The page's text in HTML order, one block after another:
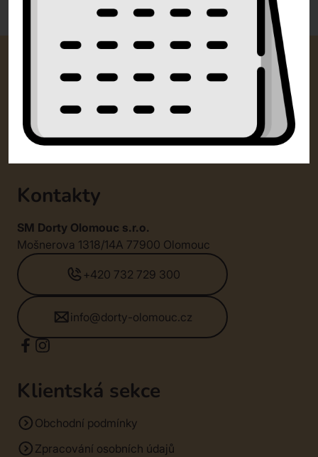
Kontakty
SM Dorty Olomouc s.r.o.
Mošnerova 1318/14A 77900 Olomouc
+420 732 729 300
info@dorty-olomouc.cz
Klientská sekce
Obchodní podmínky
Zpracování osobních údajů